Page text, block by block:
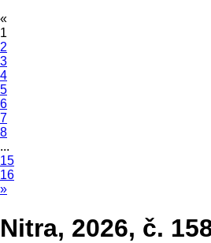
«
1
2
3
4
5
6
7
8
...
15
16
»
Nitra, 2026, č.